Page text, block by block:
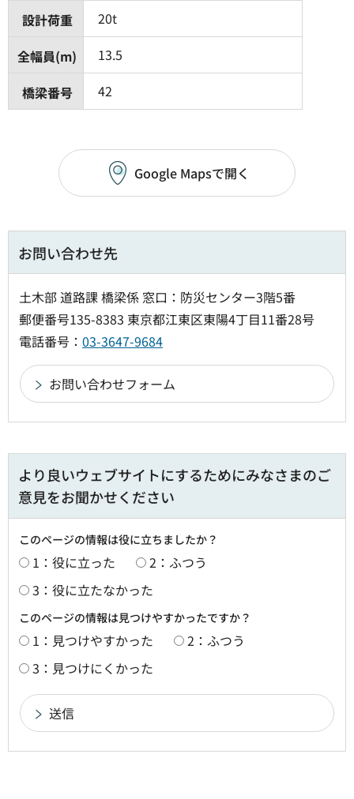
設計荷重
20t
全幅員(m)
13.5
橋梁番号
42
Google Mapsで開く
お問い合わせ先
土木部 道路課 橋梁係 窓口：防災センター3階5番
郵便番号135-8383 東京都江東区東陽4丁目11番28号
電話番号： 03-3647-9684
より良いウェブサイトにするためにみなさまのご
意見をお聞かせください
このページの情報は役に立ちましたか？
1：役に立った
2：ふつう
3：役に立たなかった
このページの情報は見つけやすかったですか？
1：見つけやすかった
2：ふつう
3：見つけにくかった